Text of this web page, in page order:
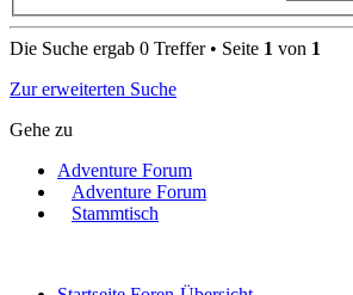
Die Suche ergab 0 Treffer • Seite 1 von 1
Zur erweiterten Suche
Gehe zu
Adventure Forum
Adventure Forum
Stammtisch